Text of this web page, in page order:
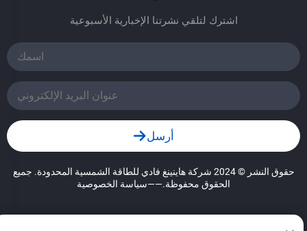
اشترك لتلقي نشرتنا الإخبارية الأسبوعية
أرسل
حقوق النشر © 2024 شركة هاينينغ فادي للطاقة الشمسية المحدودة. جميع
الحقوق محفوظة.——سياسة الخصوصية